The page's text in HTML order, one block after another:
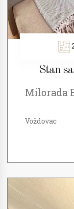
Stan
Milorada
Voždovac